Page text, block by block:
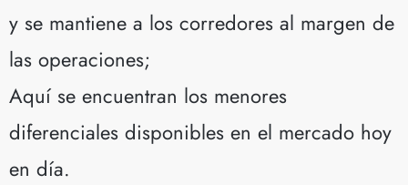
y se mantiene a los corredores al margen de
las operaciones;
Aquí se encuentran los menores
diferenciales disponibles en el mercado hoy
en día.